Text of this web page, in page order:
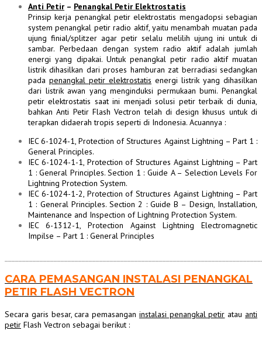
Anti Petir – Penangkal Petir Elektrostatis
Prinsip kerja penangkal petir elektrostatis mengadopsi sebagian
system penangkal petir radio aktif, yaitu menambah muatan pada
ujung finial/splitzer agar petir selalu melilih ujung ini untuk di
sambar. Perbedaan dengan system radio aktif adalah jumlah
energi yang dipakai. Untuk penangkal petir radio aktif muatan
listrik dihasilkan dari proses hamburan zat berradiasi sedangkan
pada penangkal petir elektrostatis energi listrik yang dihasilkan
dari listrik awan yang menginduksi permukaan bumi. Penangkal
petir elektrostatis saat ini menjadi solusi petir terbaik di dunia,
bahkan Anti Petir Flash Vectron telah di design khusus untuk di
terapkan didaerah tropis seperti di Indonesia. Acuannya :
IEC 6-1024-1, Protection of Structures Against Lightning – Part 1 :
General Principles.
IEC 6-1024-1-1, Protection of Structures Against Lightning – Part
1 : General Principles. Section 1 : Guide A – Selection Levels For
Lightning Protection System.
IEC 6-1024-1-2, Protection of Structures Against Lightning – Part
1 : General Principles. Section 2 : Guide B – Design, Installation,
Maintenance and Inspection of Lightning Protection System.
IEC 6-1312-1, Protection Against Lightning Electromagnetic
Impilse – Part 1 : General Principles
CARA PEMASANGAN INSTALASI PENANGKAL
PETIR FLASH VECTRON
Secara garis besar, cara pemasangan instalasi penangkal petir atau anti
petir Flash Vectron sebagai berikut :